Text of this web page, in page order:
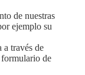
de nuestras
ejemplo su
a través de
de